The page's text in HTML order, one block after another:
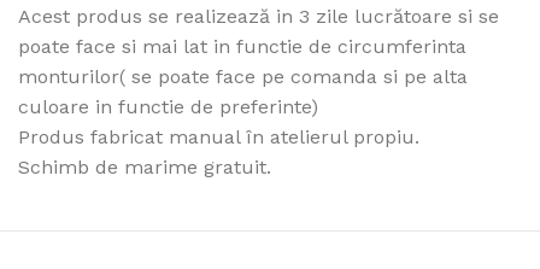
Acest produs se realizează in 3 zile lucrătoare si se
poate face si mai lat in functie de circumferinta
monturilor( se poate face pe comanda si pe alta
culoare in functie de preferinte)
Produs fabricat manual în atelierul propiu.
Schimb de marime gratuit.